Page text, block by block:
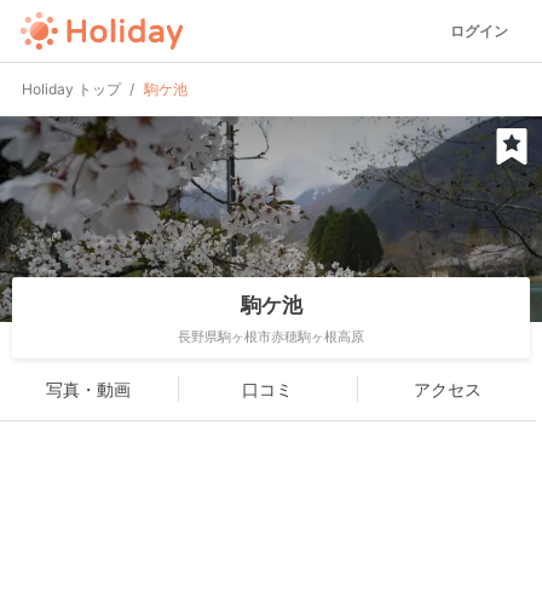
ログイン
Holiday トップ 駒ケ池
駒ケ池
長野県駒ヶ根市赤穂駒ヶ根高原
写真・動画 口コミ アクセス